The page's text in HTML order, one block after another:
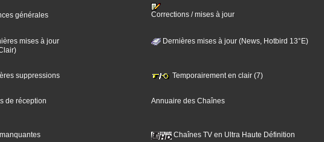
générales
Corrections / mises à jour
mises à jour
Dernières mises à jour (News, Hotbird 13°E)
suppressions Temporairement en clair (7)
de réception Annuaire des Chaînes
Chaînes TV en Ultra Haute Définition